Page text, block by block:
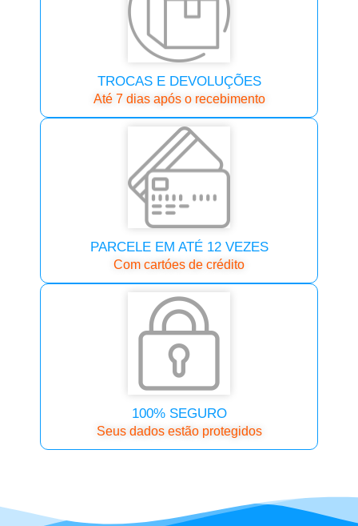
TROCAS E DEVOLUÇÕES
Até 7 dias após o recebimento
PARCELE EM ATÉ 12 VEZES
Com cartóes de crédito
100% SEGURO
Seus dados estão protegidos